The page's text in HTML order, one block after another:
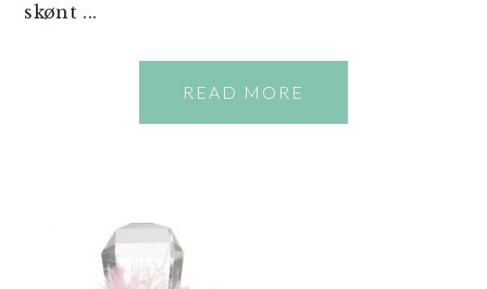
skønt ...
READ MORE